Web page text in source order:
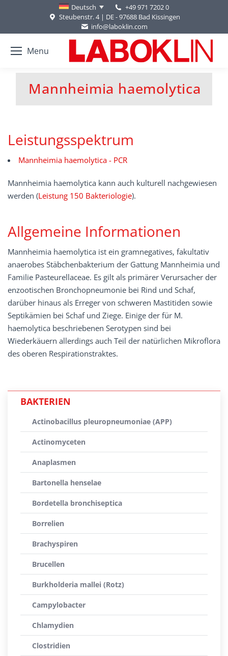
Deutsch
+49 971 7202 0
Steubenstr. 4 | DE - 97688 Bad Kissingen
info@laboklin.com
Menu
Mannheimia haemolytica
Sie befinden sich hier:
Leistungsspektrum
Mannheimia haemolytica - PCR
Mannheimia haemolytica kann auch kulturell nachgewiesen
werden (Leistung 150 Bakteriologie).
Allgemeine Informationen
Mannheimia haemolytica ist ein gramnegatives, fakultativ
anaerobes Stäbchenbakterium der Gattung Mannheimia und
Familie Pasteurellaceae. Es gilt als primärer Verursacher der
enzootischen Bronchopneumonie bei Rind und Schaf,
darüber hinaus als Erreger von schweren Mastitiden sowie
Septikämien bei Schaf und Ziege. Einige der für M.
haemolytica beschriebenen Serotypen sind bei
Wiederkäuern allerdings auch Teil der natürlichen Mikroflora
des oberen Respirationstraktes.
BAKTERIEN
Actinobacillus pleuropneumoniae (APP)
Actinomyceten
Anaplasmen
Bartonella henselae
Bordetella bronchiseptica
Borrelien
Brachyspiren
Brucellen
Burkholderia mallei (Rotz)
Campylobacter
Chlamydien
Clostridien